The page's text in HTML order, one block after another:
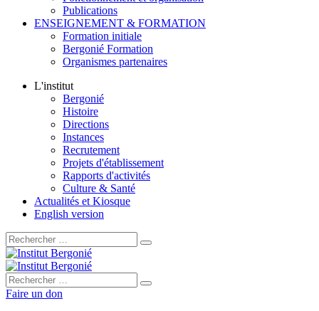
Publications
ENSEIGNEMENT & FORMATION
Formation initiale
Bergonié Formation
Organismes partenaires
L'institut
Bergonié
Histoire
Directions
Instances
Recrutement
Projets d'établissement
Rapports d'activités
Culture & Santé
Actualités et Kiosque
English version
Rechercher :
Rechercher :
Faire un don